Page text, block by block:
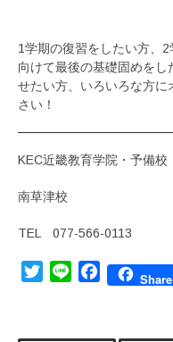
1学期の復習をしたい方、
向けて最後の基礎固めを
せたい方、いろいろな方
さい！
KEC近畿教育学院・予備校
南草津校
TEL 077-566-0113
TwitterLine FacebookShare